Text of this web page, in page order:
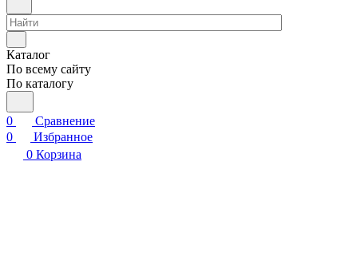
Каталог
По всему сайту
По каталогу
0
Сравнение
0
Избранное
0 Корзина